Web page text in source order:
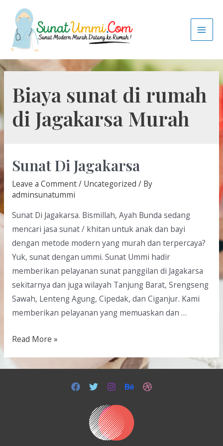
Biaya sunat di rumah
di Jagakarsa Murah
Sunat Di Jagakarsa
Leave a Comment/ Uncategorized / By
adminsunatummi
Sunat Di Jagakarsa. Bismillah, Ayah Bunda sedang
mencari jasa sunat / khitan untuk anak dan bayi
dengan metode modern yang murah dan terpercaya?
Yuk, sunat dengan ummi. Sunat Ummi hadir
memberikan pelayanan sunat panggilan di Jagakarsa
sekitarnya dan juga wilayah Tanjung Barat, Srengseng
Sawah, Lenteng Agung, Cipedak, dan Ciganjur. Kami
memberikan pelayanan yang memuaskan dan …
Read More »